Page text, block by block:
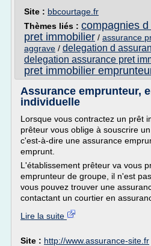
Site : bbcourtage.fr
Thèmes liés : compagnies
pret immobilier / assurance
aggrave / delegation d
delegation assurance pret
pret immobilier
Assurance emprunteur,
individuelle
Lorsque vous contractez un prêt
prêteur vous oblige à souscrire
c'est-à-dire une assurance
emprunt.
L'établissement prêteur va vous
emprunteur de groupe, il n'est
vous pouvez trouver une
contactant un courtier en
Lire la suite
Site : http://www.assurance-site.fr